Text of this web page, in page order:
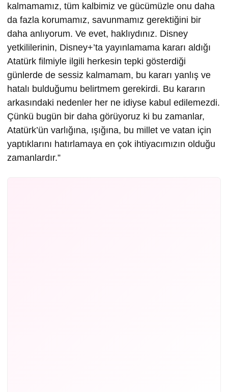
kalmamamız, tüm kalbimiz ve gücümüzle onu daha
da fazla korumamız, savunmamız gerektiğini bir
daha anlıyorum. Ve evet, haklıydınız. Disney
yetkililerinin, Disney+’ta yayınlamama kararı aldığı
Atatürk filmiyle ilgili herkesin tepki gösterdiği
günlerde de sessiz kalmamam, bu kararı yanlış ve
hatalı bulduğumu belirtmem gerekirdi. Bu kararın
arkasındaki nedenler her ne idiyse kabul edilemezdi.
Çünkü bugün bir daha görüyoruz ki bu zamanlar,
Atatürk’ün varlığına, ışığına, bu millet ve vatan için
yaptıklarını hatırlamaya en çok ihtiyacımızın olduğu
zamanlardır.”